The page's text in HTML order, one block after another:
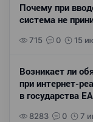
Почему при
система не
715 0 15
Возникает ли
при интернет-
в государства
8283 0 7